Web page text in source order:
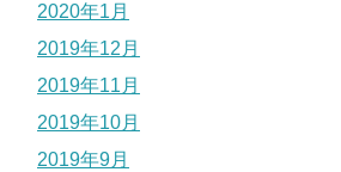
2020年1月
2019年12月
2019年11月
2019年10月
2019年9月